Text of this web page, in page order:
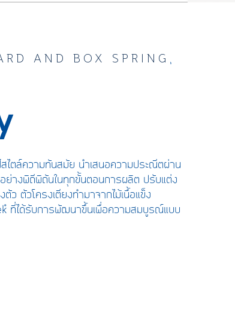
AND BOX SPRING
ไตล์ความทันสมัย นำเสนอความประณีตผ่าน
อย่างพิถีพิถันในทุกขั้นตอนการผลิต ปรับแต่ง
ตัว ตัวโครงเตียงทำมาจากไม้เนื้อแข็ง
ที่ได้รับการพัฒนาขึ้นเพื่อความสมบูรณ์แบบ